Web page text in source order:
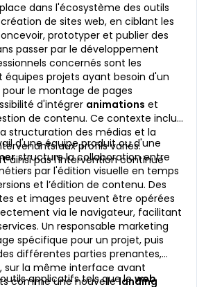
dans l'écosystème des outils
de sites web, en ciblant les
prototyper et publier des
passer par le développement
concernés sont les
équipes projets ayant besoin d'un
le montage de pages
d'intégrer animations et
de contenu. Ce contexte inclut
structuration des médias et la
aux profils variés.
ainsi pas l'intervention continue
d'une équipe produit ou d'une
structure la collaboration entre
par l'édition visuelle en temps
et l’édition de contenu. Des
et images peuvent être opérées
via le navigateur, facilitant
Un responsable marketing
spécifique pour un projet, puis
différentes parties prenantes,
sur la même interface avant
comme une nouvellelanding
applicatifs tels que leweb